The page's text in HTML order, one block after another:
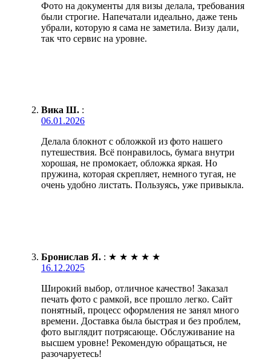
Фото на документы для визы делала, требования
были строгие. Напечатали идеально, даже тень
убрали, которую я сама не заметила. Визу дали,
так что сервис на уровне.
Вика Ш. :
06.01.2026
Делала блокнот с обложкой из фото нашего
путешествия. Всё понравилось, бумага внутри
хорошая, не промокает, обложка яркая. Но
пружина, которая скрепляет, немного тугая, не
очень удобно листать. Пользуясь, уже привыкла.
Бронислав Я. : ★ ★ ★ ★ ★
16.12.2025
Широкий выбор, отличное качество! Заказал
печать фото с рамкой, все прошло легко. Сайт
понятный, процесс оформления не занял много
времени. Доставка была быстрая и без проблем,
фото выглядит потрясающе. Обслуживание на
высшем уровне! Рекомендую обращаться, не
разочаруетесь!